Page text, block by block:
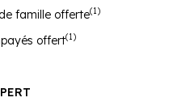
famille offerte(1)
offert(1)